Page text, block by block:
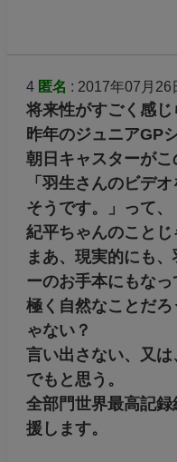
4 匿名 : 2017年07月26
将来性がすごく感じ
昨年のジュニアGP
朝日キャスターがこ
「羽生さんのビデ
そうです。」って、
紀平ちゃんのことじ
まあ、現実的にも
ーのお手本にもなっ
極く自然なことだ
ゃない？
言い出さない、又
でもと思う。
全部門世界最高記
援します。